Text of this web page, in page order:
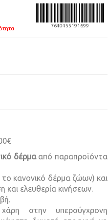
7640455191699
δέρμααπό παραπροϊόντα
κανονικό δέρμα ζώων) και
και ελευθερία κινήσεων.
στην υπερσύγχρονη